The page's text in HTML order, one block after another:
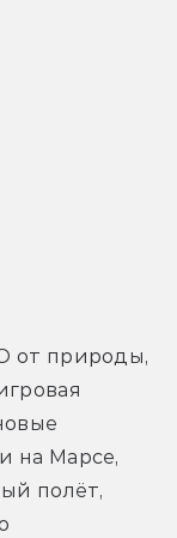
от природы,
на Марсе,
полёт,